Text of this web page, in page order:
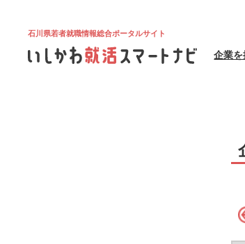
石川県若者就職情報総合ポータルサイト
企業